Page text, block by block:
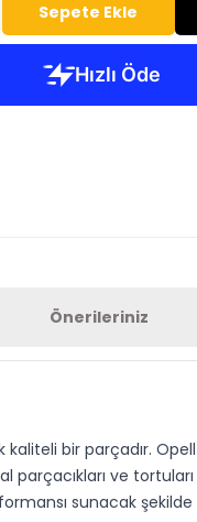
Sepete Ekle
Önerileriniz
kaliteli bir parçadır.
parçacıkları ve
sunacak şekilde